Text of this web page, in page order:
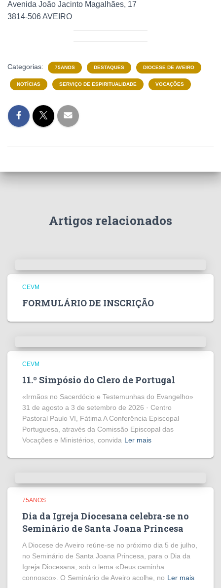
Avenida João Jacinto Magalhães, 17
3814-506 AVEIRO
Categorias: 75ANOS DESTAQUES DIOCESE DE AVEIRO
NOTÍCIAS SERVIÇO DE ESPIRITUALIDADE VOCAÇÕES
Artigos relacionados
CEVM
FORMULÁRIO DE INSCRIÇÃO
CEVM
11.º Simpósio do Clero de Portugal
«Irmãos no Sacerdócio e Testemunhas do Evangelho»
31 de agosto a 3 de setembro de 2026 · Centro
Pastoral Paulo VI, Fátima A Conferência Episcopal
Portuguesa, através da Comissão Episcopal das
Vocações e Ministérios, convida Ler mais
75ANOS
Dia da Igreja Diocesana celebra-se no
Seminário de Santa Joana Princesa
A Diocese de Aveiro reúne-se no próximo dia 5 de julho,
no Seminário de Santa Joana Princesa, para o Dia da
Igreja Diocesana, sob o lema «Deus caminha
connosco». O Seminário de Aveiro acolhe, no Ler mais